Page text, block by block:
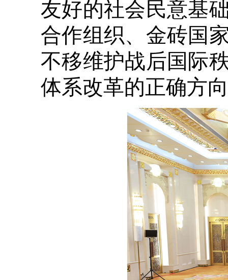
友好的社会民意基
合作组织、金砖国
不移维护战后国际
体系改革的正确方